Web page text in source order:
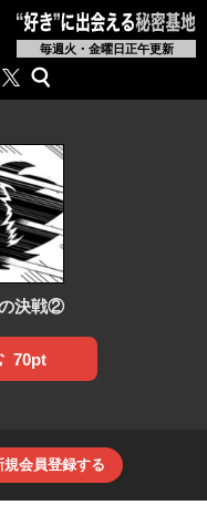
毎週火・金曜日正午更新
月マガ基地公式X
検索
の決戦②
70pt
規会員登録する